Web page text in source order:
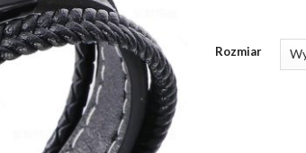
Rozmiar